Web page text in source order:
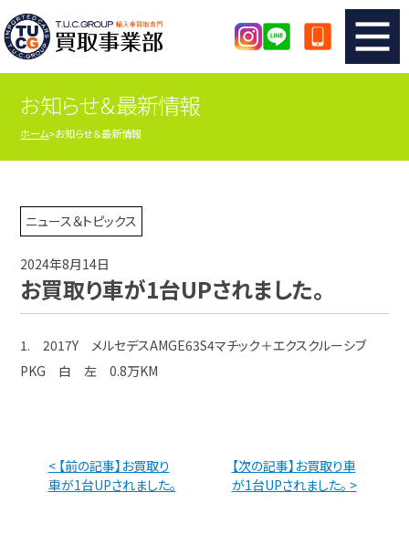
TUCのカンタン査定
査定の注意事項 メーカー別査定フォーム
TUCの買取実績
店舗紹介
お知らせ＆最新情報
ホーム お知らせ＆最新情報
ニュース＆トピックス
2024年8月14日
お買取り車が1台UPされました。
1. 2017Y メルセデスAMGE63S4マチック＋エクスクルーシブ
PKG 白 左 0.8万KM
< 【前の記事】お買取り
車が1台UPされました。
【次の記事】お買取り車
が1台UPされました。 >